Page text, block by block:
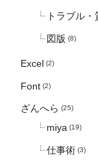
トラブル
図版 (8)
Excel (2)
Font (2)
ざんへら (25)
miya (19)
仕事術 (3)